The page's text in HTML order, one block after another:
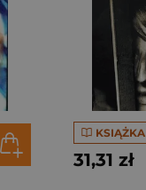
KSIĄŻKA
31,31 zł